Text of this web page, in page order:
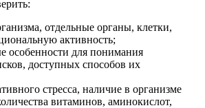
отдельные органы, клетки,
активность;
особенности для понимания
доступных способов их
стресса, наличие в организме
витаминов, аминокислот,